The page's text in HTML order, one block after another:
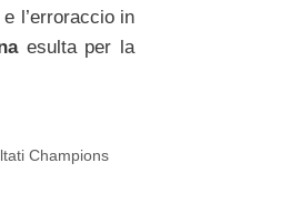
l’erroraccio in
esulta per la
Champions